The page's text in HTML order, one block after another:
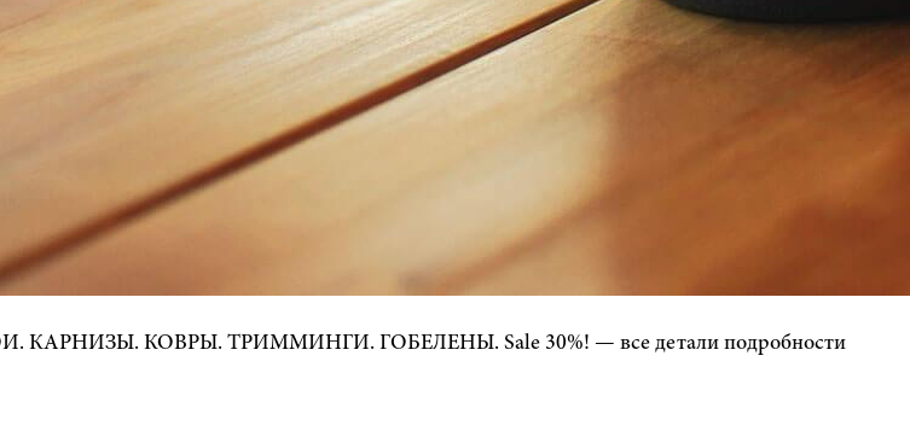
КАРНИЗЫ. КОВРЫ. ТРИММИНГИ. ГОБЕЛЕНЫ. Sale 30%! — все детали подробности